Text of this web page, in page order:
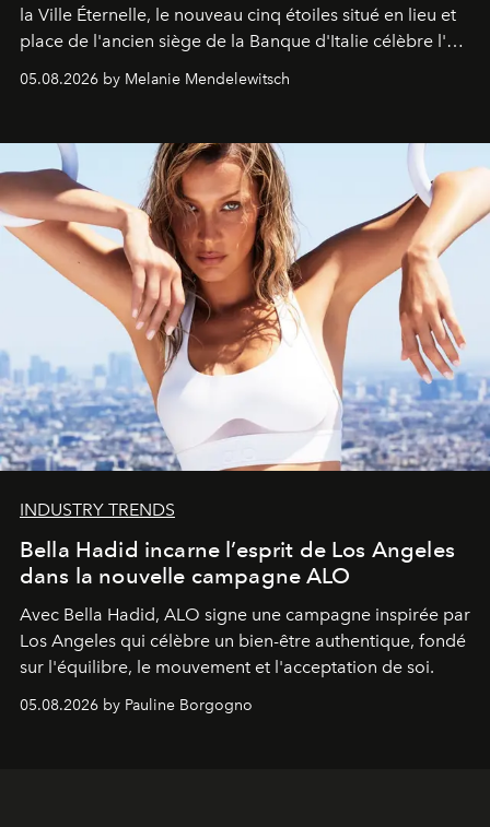
la Ville Éternelle, le nouveau cinq étoiles situé en lieu et
place de l'ancien siège de la Banque d'Italie célèbre l'art
de vivre Romain dans toute son élégance intemporelle.
05.08.2026 by Melanie Mendelewitsch
INDUSTRY TRENDS
Bella Hadid incarne l’esprit de Los Angeles
dans la nouvelle campagne ALO
Avec Bella Hadid, ALO signe une campagne inspirée par
Los Angeles qui célèbre un bien-être authentique, fondé
sur l'équilibre, le mouvement et l'acceptation de soi.
05.08.2026 by Pauline Borgogno